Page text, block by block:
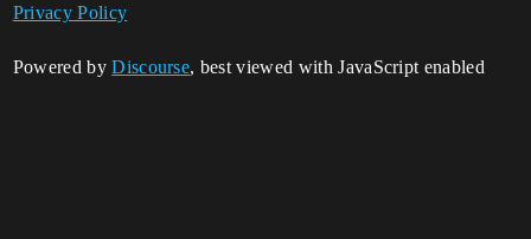
Privacy Policy
Powered byDiscourse, best viewed with JavaScript enabled